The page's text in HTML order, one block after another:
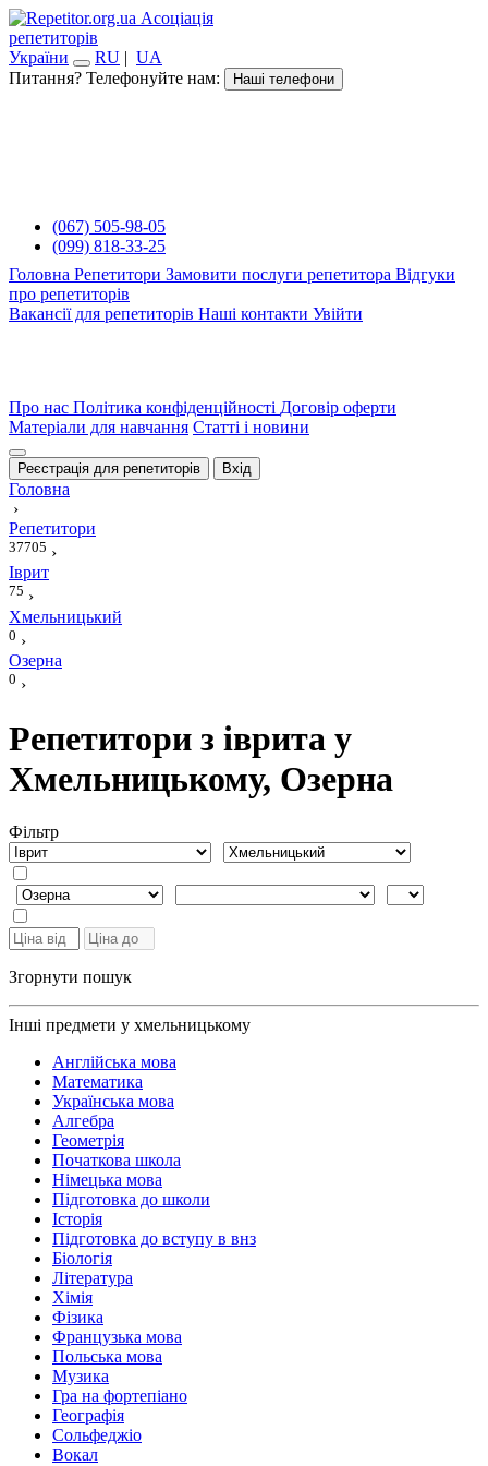
Асоціація
репетиторів
України
RU | UA
Питання? Телефонуйте нам:
Наші телефони
(067) 505-98-05
(099) 818-33-25
Головна Репетитори Замовити послуги репетитора Відгуки
про репетиторів
Вакансії для репетиторів Наші контакти Увійти
Про нас Політика конфіденційності Договір оферти
Матеріали для навчання Статті і новини
Реєстрація для репетиторів Вхід
Головна
›
Репетитори
37705 ›
Іврит
75 ›
Хмельницький
0 ›
Озерна
0 ›
Репетитори з іврита у
Хмельницькому, Озерна
Фiльтр
Згорнути пошук
Інші предмети у хмельницькому
Англійська мова
Математика
Українська мова
Алгебра
Геометрія
Початкова школа
Німецька мова
Підготовка до школи
Історія
Підготовка до вступу в внз
Біологія
Література
Хімія
Фізика
Французька мова
Польська мова
Музика
Гра на фортепіано
Географія
Сольфеджіо
Вокал